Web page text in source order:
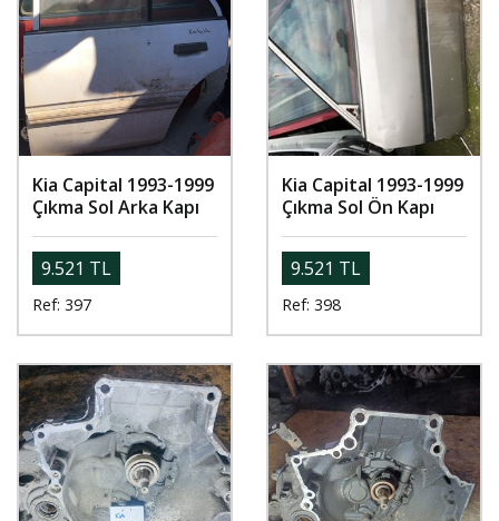
Kia Capital 1993-1999
Çıkma Sol Arka Kapı
9.521 TL
Ref: 397
Kia Capital 1993-1999
Çıkma Sol Ön Kapı
9.521 TL
Ref: 398